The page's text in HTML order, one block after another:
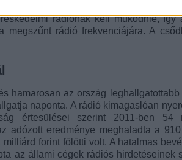
elődjével, az 1996-os törvénnyel
rádiónak kell működnie, így
rádió frekvenciájára. A
hamarosan az ország
naponta. A rádió kimagaslóan
értesülései szerint 2011-ben 54
adózott eredménye meghaladta a
forint fölötti volt. A hatalmas
az állami cégek rádiós hirdetéseinek